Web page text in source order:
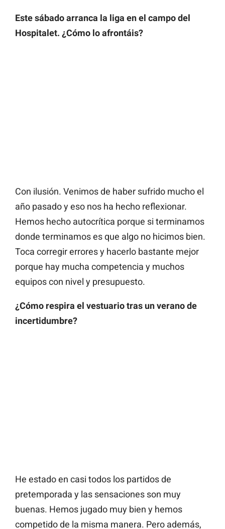
Este sábado arranca la liga en el campo del
Hospitalet. ¿Cómo lo afrontáis?
Con ilusión. Venimos de haber sufrido mucho el
año pasado y eso nos ha hecho reflexionar.
Hemos hecho autocrítica porque si terminamos
donde terminamos es que algo no hicimos bien.
Toca corregir errores y hacerlo bastante mejor
porque hay mucha competencia y muchos
equipos con nivel y presupuesto.
¿Cómo respira el vestuario tras un verano de
incertidumbre?
He estado en casi todos los partidos de
pretemporada y las sensaciones son muy
buenas. Hemos jugado muy bien y hemos
competido de la misma manera. Pero además,